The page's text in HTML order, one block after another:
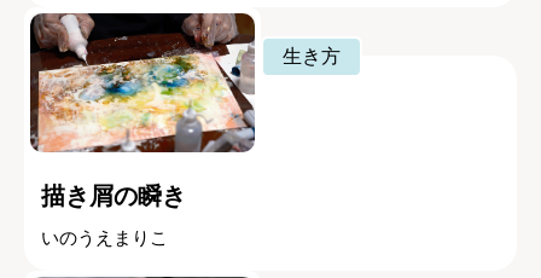
生き方
描き屑の瞬き
いのうえまりこ